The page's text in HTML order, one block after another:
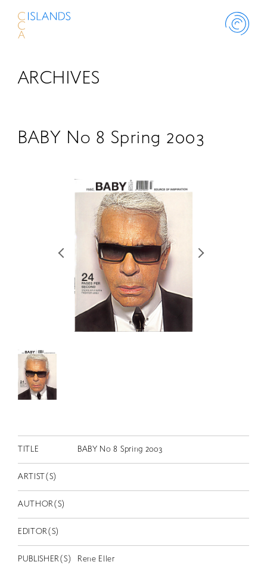
ABOUT
SCHOLARSHIP
RETRACE
コンサート
スカラシップ受賞者
EN
ARCHIVES
BABY No 8 Spring 2003
TITLE BABY No 8 Spring 2003
ARTIST(S)
AUTHOR(S)
EDITOR(S)
PUBLISHER(S) Rene Eller